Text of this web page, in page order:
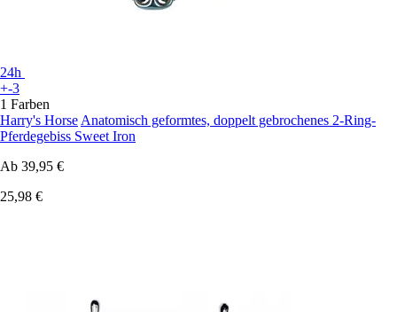
24h
+-3
1 Farben
Harry's Horse Anatomisch geformtes, doppelt gebrochenes 2-Ring-
Pferdegebiss Sweet Iron
Ab 39,95 €
25,98 €